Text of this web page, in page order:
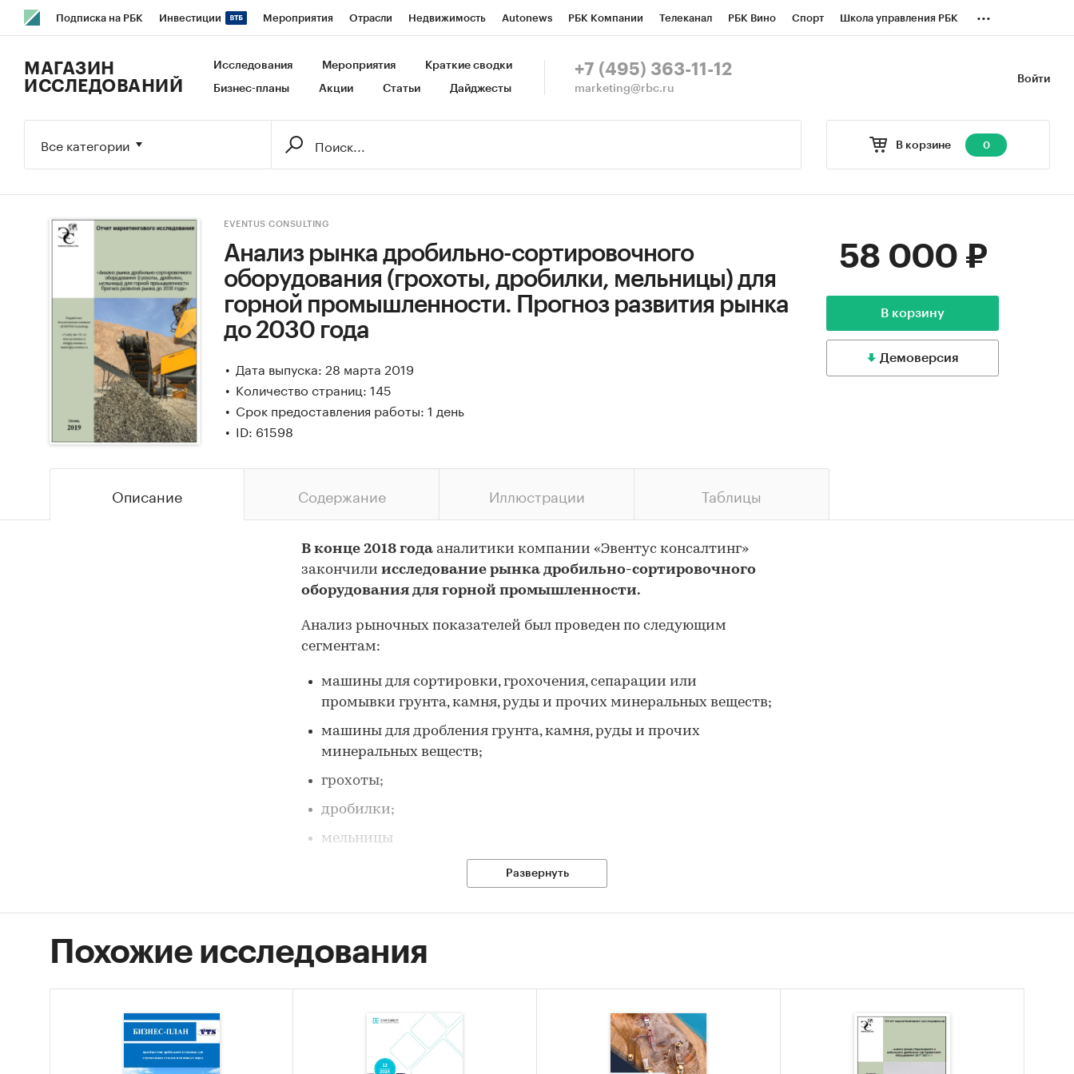
Подписка на РБК Инвестиции Мероприятия Отрасли Недвижимость Autonews РБК Компании Телеканал РБК Вино Спорт Школа управления РБК
Исследования Кредитные рейтинги Франшизы Газета Спецпроекты СПб Конференции СПб Спецпроекты
...
Войти
МАГАЗИН
ИССЛЕДОВАНИЙ
Исследования Мероприятия Краткие сводки
Бизнес-планы Акции Статьи Дайджесты
+7 (495) 363-11-12
marketing@rbc.ru
В корзине 0
Все категории
EVENTUS CONSULTING
Анализ рынка дробильно-сортировочного
оборудования (грохоты, дробилки, мельницы) для
горной промышленности. Прогноз развития рынка
до 2030 года
Дата выпуска: 28 марта 2019
Количество страниц: 145
Срок предоставления работы: 1 день
ID: 61598
58 000 ₽
В корзину
Демоверсия
Описание Содержание Иллюстрации Таблицы
В конце 2018 года аналитики компании «Эвентус консалтинг»
закончили исследование рынка дробильно-сортировочного
оборудования для горной промышленности.
Анализ рыночных показателей был проведен по следующим
сегментам:
машины для сортировки, грохочения, сепарации или
промывки грунта, камня, руды и прочих минеральных веществ;
машины для дробления грунта, камня, руды и прочих
минеральных веществ;
грохоты;
дробилки;
мельницы
В отчете отражено текущее состояние отрасли тяжелого и горного
машиностроения, представлен подробный анализ основных
потребляющий отраслей до 2030 года.
Цель исследования: Провести исследование рынка дробильно-
сортировочного оборудования.
География исследования:
Развернуть
Похожие исследования